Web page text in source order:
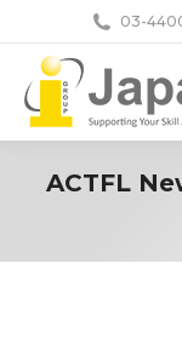
03-
ACTFL